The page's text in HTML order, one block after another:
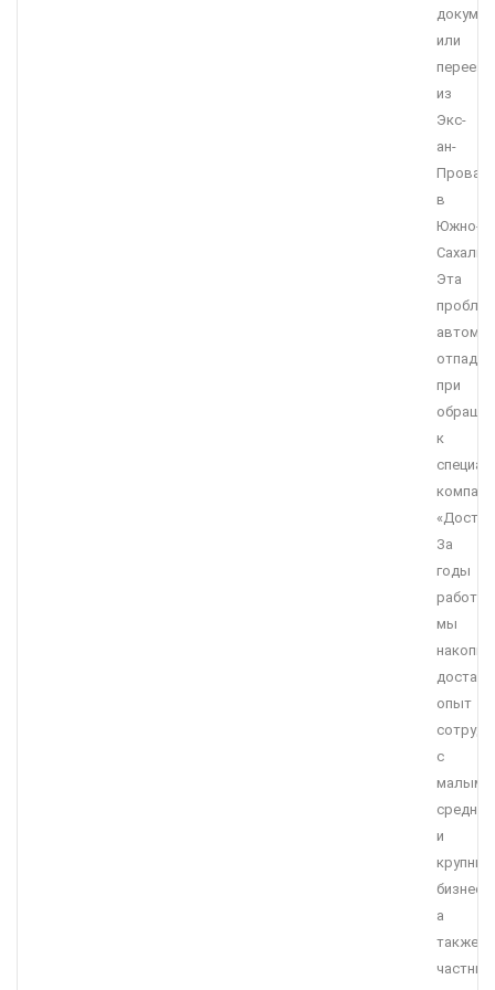
или
переезд
из
Экс-
ан-
Прованс
в
Южно-
Эта
при
к
За
годы
работы
мы
опыт
с
малым,
средним
и
крупным
а
также